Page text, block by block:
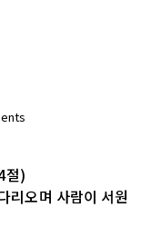
절)
리오며 사람이 서원